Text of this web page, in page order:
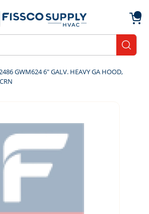
GWM624 6" GALV. HEAVY GA HOOD,